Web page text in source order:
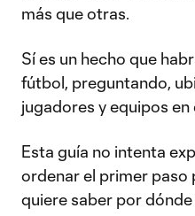
más que otras.
Sí es un hecho que
fútbol, preguntando,
jugadores y equipos
Esta guía no intenta
ordenar el primer paso
quiere saber por dónde